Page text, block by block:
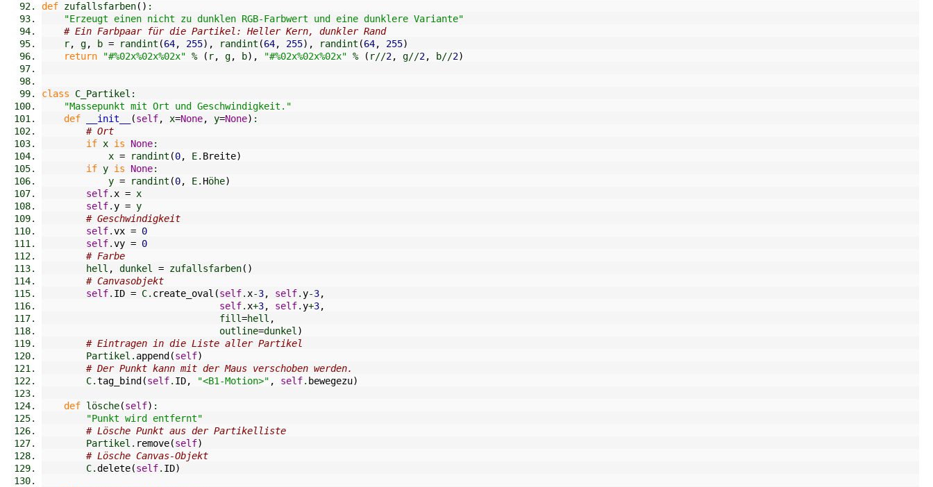
def zufallsfarben( ) :
"Erzeugt einen nicht zu dunklen RGB-Farbwert und eine dunklere Variante"
# Ein Farbpaar für die Partikel: Heller Kern, dunkler Rand
    r
, g, b = randint (64, 255) , randint (64, 255) , randint (64, 255)
return
"#%02x%02x%02x" % ( r, g, b) , "#%02x%02x%02x" % ( r//2, g//2, b//2)
class C_Partikel:
"Massepunkt mit Ort und Geschwindigkeit."
def
__init__ (self, x=None, y=None) :
# Ort
if x is None:
            x
= randint (0, E. Breite)
if y is None:
            y
= randint (0, E. Höhe)
self. x = x
self.y = y
# Geschwindigkeit
self.vx = 0
self.vy = 0
# Farbe
        hell
, dunkel = zufallsfarben( )
# Canvasobjekt
self. ID = C. create_oval (self. x-3, self.y-3,
self. x+3, self.y+3,
                                fill
=hell ,
                                outline
=dunkel )
# Eintragen in die Liste aller Partikel
        Partikel.
append (self)
# Der Punkt kann mit der Maus verschoben werden.
        C.
tag_bind (self. ID, "<B1-Motion>" , self. bewegezu)
def lösche(self) :
"Punkt wird entfernt"
# Lösche Punkt aus der Partikelliste
        Partikel.
remove(self)
# Lösche Canvas-Objekt
        C.
delete(self. ID)